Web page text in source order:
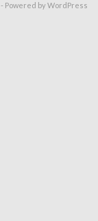
- Powered byWordPress